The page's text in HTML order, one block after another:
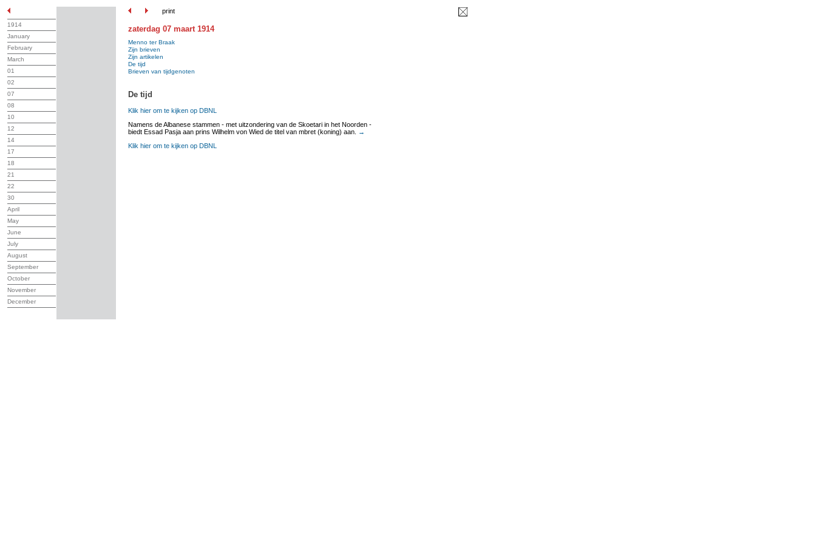
print
1914
January
February
March
01
02
07
08
10
12
14
17
18
21
22
30
April
May
June
July
August
September
October
November
December
zaterdag 07 maart 1914
Menno ter Braak
Zijn brieven
Zijn artikelen
De tijd
Brieven van tijdgenoten
De tijd
Klik hier om te kijken op DBNL
Namens de Albanese stammen - met uitzondering van de Skoetari in het Noorden -
biedt Essad Pasja aan prins Wilhelm von Wied de titel van mbret (koning) aan.
→
Klik hier om te kijken op DBNL